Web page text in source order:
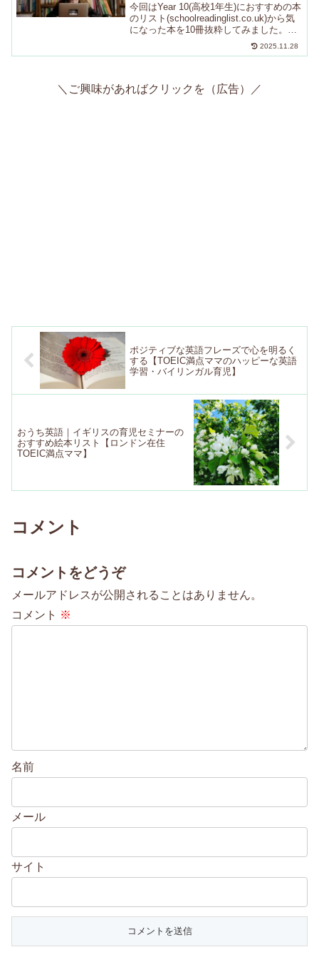
今回はYear 10(高校1年生)におすすめの本
のリスト(schoolreadinglist.co.uk)から気
になった本を10冊抜粋してみました。映
画化されている本も多いので、映画と一
緒に楽しめたら素敵ですよね！あみまず
2025.11.28
＼ご興味があればクリックを（広告）／
ポジティブな英語フレーズで心を明るく
する【TOEIC満点ママのハッピーな英語
学習・バイリンガル育児】
おうち英語｜イギリスの育児セミナーの
おすすめ絵本リスト【ロンドン在住
TOEIC満点ママ】
コメント
コメントをどうぞ
メールアドレスが公開されることはありません。
コメント ※
名前
メール
サイト